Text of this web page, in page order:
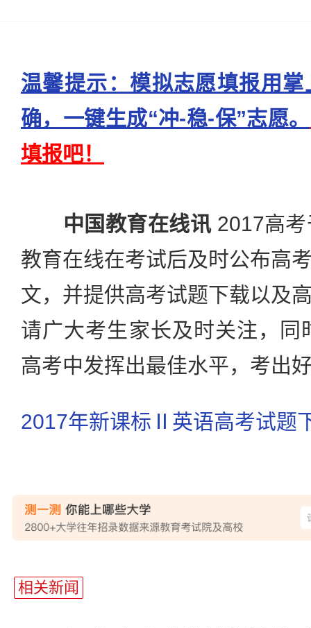
温馨提示：模拟志愿填报用
确，一键生成“冲-稳-保”志愿。
填报吧！
中国教育在线讯2017高考
教育在线在考试后及时公布高
文，并提供高考试题下载以及
请广大考生家长及时关注，同
高考中发挥出最佳水平，考出
2017年新课标Ⅱ英语高考试题
相关新闻